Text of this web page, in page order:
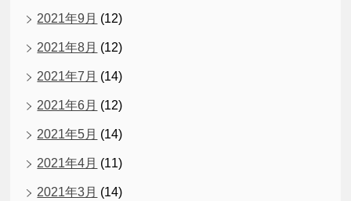
2021年9月 (12)
2021年8月 (12)
2021年7月 (14)
2021年6月 (12)
2021年5月 (14)
2021年4月 (11)
2021年3月 (14)